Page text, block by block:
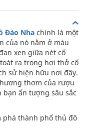
Đào Nha chính là một
của nó nằm ở màu
xen giữa nét cổ
ra trong hơi thở cổ
sử hiện hữu nơi đây.
thơm của rượu
ấn tượng sâu sắc
phá thành phố thủ đô